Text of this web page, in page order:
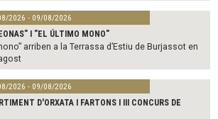
2026 - 09/08/2026
I "EL ÚLTIMO MONO"
arriben a la Terrassa d’Estiu de Burjassot en
2026 - 09/08/2026
D'ORXATA I FARTONS I III CONCURS DE